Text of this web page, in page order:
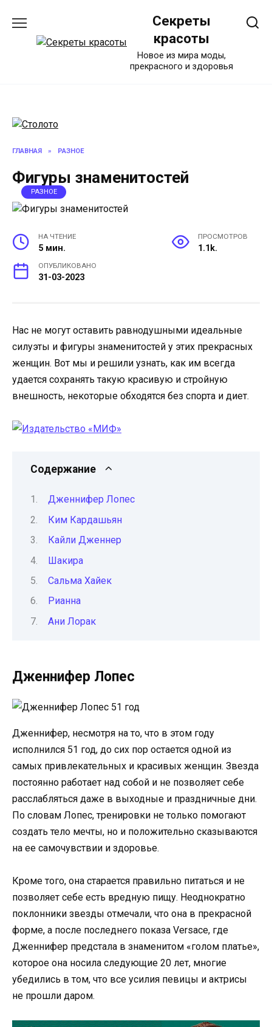
содержанию
Секреты
красоты
Новое из мира моды,
прекрасного и здоровья
ГЛАВНАЯ » РАЗНОЕ
Фигуры знаменитостей
РАЗНОЕ
НА ЧТЕНИЕ
5 мин.
ПРОСМОТРОВ
1.1k.
ОПУБЛИКОВАНО
31-03-2023
Нас не могут оставить равнодушными идеальные
силуэты и фигуры знаменитостей у этих прекрасных
женщин. Вот мы и решили узнать, как им всегда
удается сохранять такую ​​красивую и стройную
внешность, некоторые обходятся без спорта и диет.
Содержание
Дженнифер Лопес
Ким Кардашьян
Кайли Дженнер
Шакира
Сальма Хайек
Рианна
Ани Лорак
Дженнифер Лопес
Дженнифер, несмотря на то, что в этом году
исполнился 51 год, до сих пор остается одной из
самых привлекательных и красивых женщин. Звезда
постоянно работает над собой и не позволяет себе
расслабляться даже в выходные и праздничные дни.
По словам Лопес, тренировки не только помогают
создать тело мечты, но и положительно сказываются
на ее самочувствии и здоровье.
Кроме того, она старается правильно питаться и не
позволяет себе есть вредную пищу. Неоднократно
поклонники звезды отмечали, что она в прекрасной
форме, а после последнего показа Versace, где
Дженнифер предстала в знаменитом «голом платье»,
которое она носила следующие 20 лет, многие
убедились в том, что все усилия певицы и актрисы
не прошли даром.